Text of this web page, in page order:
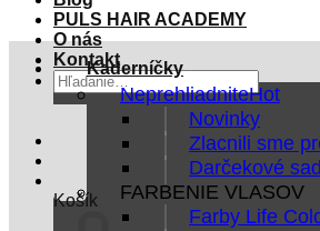
PULS HAIR ACADEMY
O nás
Kontakt
Hľadať:
Košík
Kaderníčky
Neprehliadnite
Novinky
Zlacnili sme
Darčekové
FARBENIE VLASOV
Farby Life